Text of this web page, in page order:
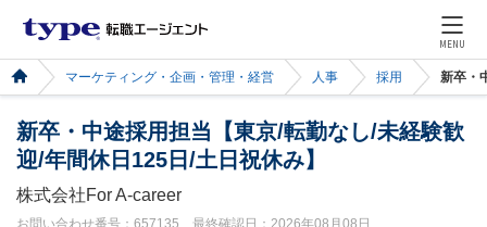
MENU
マーケティング・企画・管理・経営 人事 採用 新卒・
新卒・中途採用担当【東京/転勤なし/未経験歓
迎/年間休日125日/土日祝休み】
株式会社For A-career
お問い合わせ番号：657135 最終確認日：2026年08月08日